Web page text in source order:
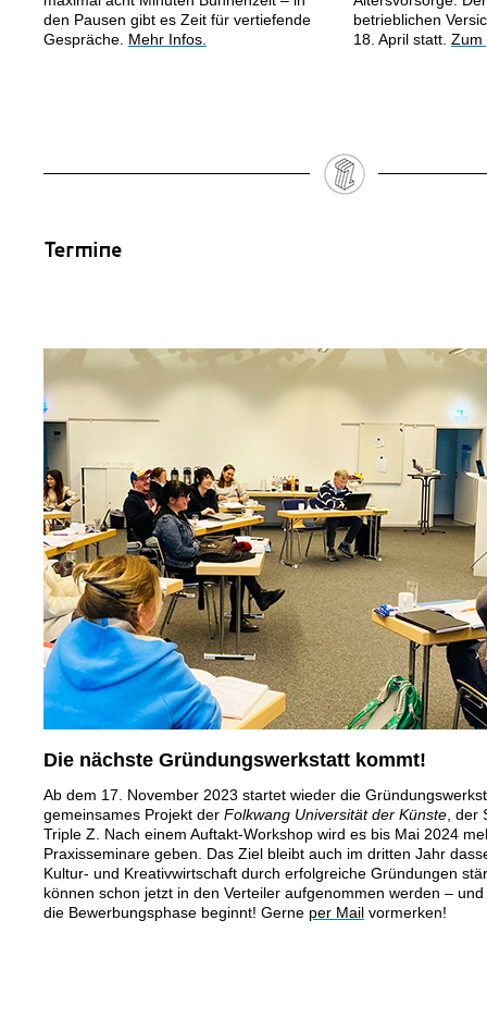
den Pausen gibt es Zeit für vertiefende
Gespräche. Mehr Infos.
betrieblichen
18. April statt. Zum
Die nächste Gründungswerkstatt kommt!
Ab dem 17. November 2023 startet wieder die
gemeinsames Projekt der Folkwang Universität der Künste, der
Triple Z. Nach einem Auftakt-Workshop wird es bis Mai 2024
Praxisseminare geben. Das Ziel bleibt auch im dritten Jahr
Kultur- und Kreativwirtschaft durch erfolgreiche Gründungen
können schon jetzt in den Verteiler aufgenommen werden –
die Bewerbungsphase beginnt! Gerne per Mailvormerken!